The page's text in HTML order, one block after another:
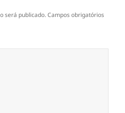
será publicado. Campos obrigatórios